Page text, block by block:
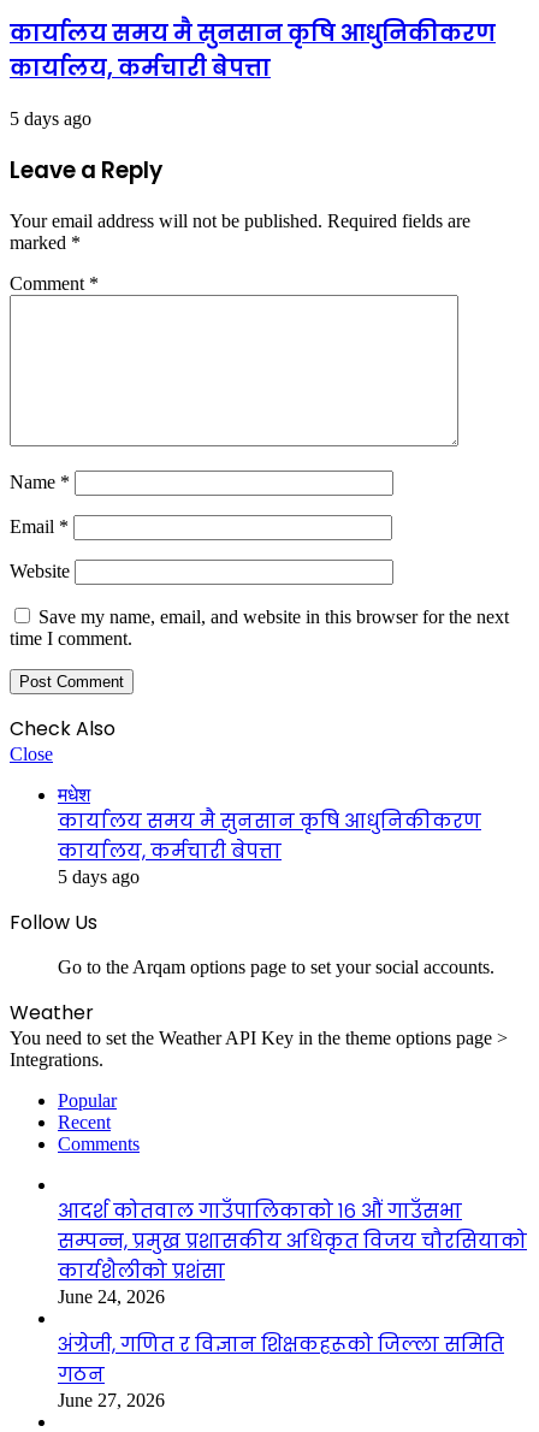
कार्यालय समय मै सुनसान कृषि आधुनिकीकरण
कार्यालय, कर्मचारी बेपत्ता
5 days ago
Leave a Reply
Your email address will not be published. Required fields are
marked *
Comment *
Name *
Email *
Website
Save my name, email, and website in this browser for the next
time I comment.
Check Also
Close
मधेश
कार्यालय समय मै सुनसान कृषि आधुनिकीकरण
कार्यालय, कर्मचारी बेपत्ता
5 days ago
Follow Us
Go to the Arqam options page to set your social accounts.
Weather
You need to set the Weather API Key in the theme options page >
Integrations.
Popular
Recent
Comments
आदर्श कोतवाल गाउँपालिकाको १६ औं गाउँसभा
सम्पन्न, प्रमुख प्रशासकीय अधिकृत विजय चौरसियाको
कार्यशैलीको प्रशंसा
June 24, 2026
अंग्रेजी, गणित र विज्ञान शिक्षकहरूको जिल्ला समिति
गठन
June 27, 2026